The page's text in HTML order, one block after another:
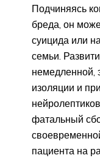
Подчиняясь
бреда, он
суицида или
семьи.
немедленной,
изоляции и
фатальный
пациента на